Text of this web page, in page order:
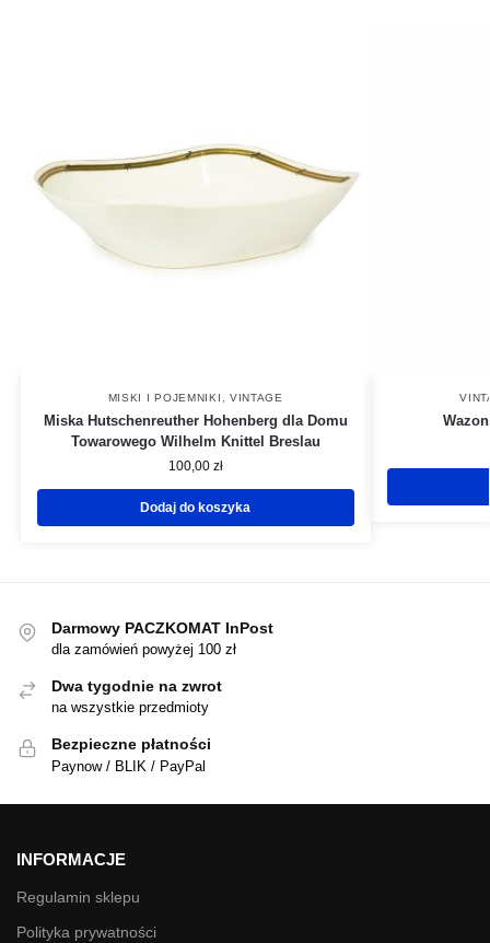
MISKI I POJEMNIKI VINTAGE
Miska Hutschenreuther Hohenberg dla Domu
Towarowego Wilhelm Knittel Breslau
100,00 zł
Dodaj do koszyka
Darmowy PACZKOMAT InPost
dla zamówień powyżej 100 zł
Dwa tygodnie na zwrot
na wszystkie przedmioty
Bezpieczne płatności
Paynow / BLIK / PayPal
INFORMACJE
Regulamin sklepu
Polityka prywatności